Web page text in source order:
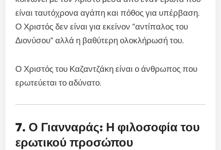
είναι ταυτόχρονα αγάπη και πόθος για υπέρβαση.
Ο Χριστός δεν είναι για εκείνον “αντίπαλος του
Διονύσου” αλλά η βαθύτερη ολοκλήρωσή του.
Ο Χριστός του Καζαντζάκη είναι ο άνθρωπος που
ερωτεύεται το αδύνατο.
7. Ο Γιανναράς: Η φιλοσοφία του
ερωτικού προσώπου